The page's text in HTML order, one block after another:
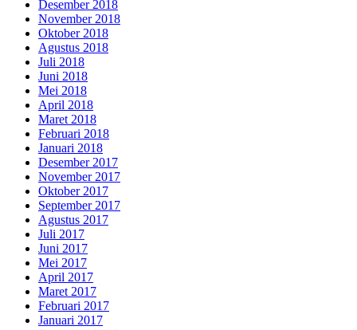
Desember 2018
November 2018
Oktober 2018
Agustus 2018
Juli 2018
Juni 2018
Mei 2018
April 2018
Maret 2018
Februari 2018
Januari 2018
Desember 2017
November 2017
Oktober 2017
September 2017
Agustus 2017
Juli 2017
Juni 2017
Mei 2017
April 2017
Maret 2017
Februari 2017
Januari 2017